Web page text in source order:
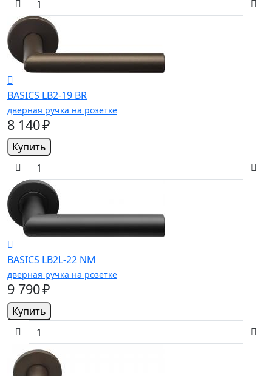
BASICS LB2-19 BR
дверная ручка на розетке
8 140 ₽
Купить
BASICS LB2L-22 NM
дверная ручка на розетке
9 790 ₽
Купить